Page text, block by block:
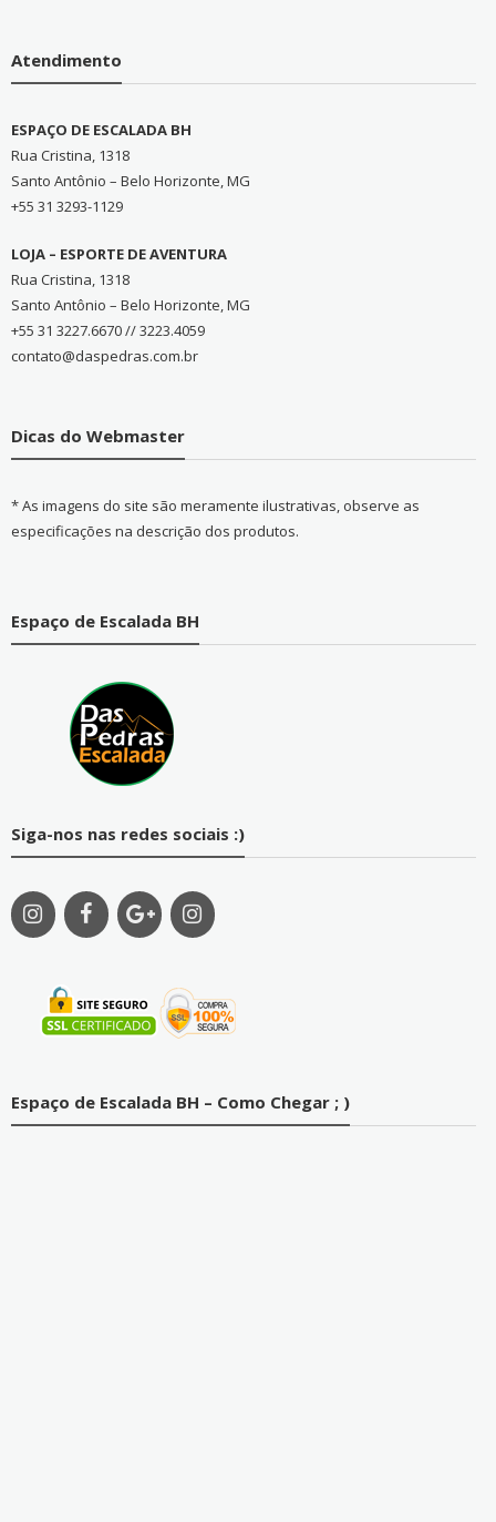
Atendimento
ESPAÇO DE ESCALADA BH
Rua Cristina, 1318
Santo Antônio – Belo Horizonte, MG
+55 31 3293-1129
LOJA – ESPORTE DE AVENTURA
Rua Cristina, 1318
Santo Antônio – Belo Horizonte, MG
+55 31 3227.6670 // 3223.4059
contato@daspedras.com.br
Dicas do Webmaster
* As imagens do site são meramente ilustrativas, observe as
especificações na descrição dos produtos.
Espaço de Escalada BH
Siga-nos nas redes sociais :)
Espaço de Escalada BH – Como Chegar ; )